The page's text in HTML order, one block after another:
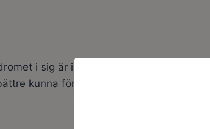
i sig är inget diagnoserbart
kunna förstå det och dess